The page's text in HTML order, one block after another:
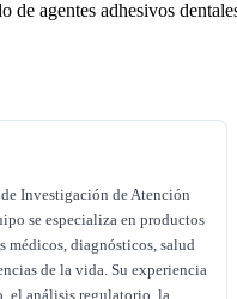
de agentes adhesivos
Investigación de Atención
se especializa en productos
diagnósticos, salud
de la vida. Su experiencia
el análisis regulatorio, la